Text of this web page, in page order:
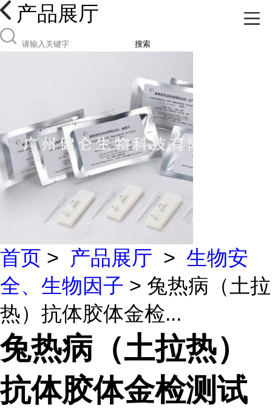
产品展厅
搜索
首页 > 产品展厅 > 生物安
全、生物因子 > 兔热病（土拉
热）抗体胶体金检...
兔热病（土拉热）
抗体胶体金检测试